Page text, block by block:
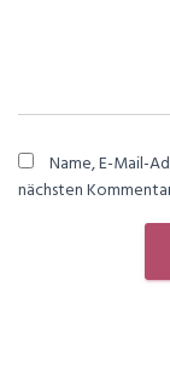
Name, E-Mail-
nächsten